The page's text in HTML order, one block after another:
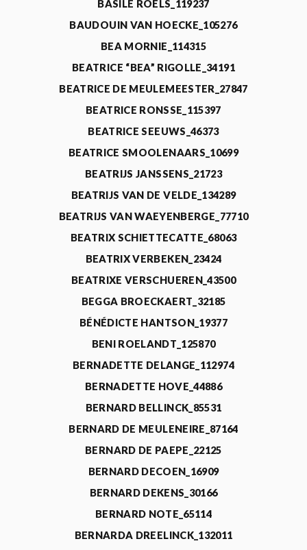
BASILE ROELS_119237
BAUDOUIN VAN HOECKE_105276
BEA MORNIE_114315
BEATRICE “BEA” RIGOLLE_34191
BEATRICE DE MEULEMEESTER_27847
BEATRICE RONSSE_115397
BEATRICE SEEUWS_46373
BEATRICE SMOOLENAARS_10699
BEATRIJS JANSSENS_21723
BEATRIJS VAN DE VELDE_134289
BEATRIJS VAN WAEYENBERGE_77710
BEATRIX SCHIETTECATTE_68063
BEATRIX VERBEKEN_23424
BEATRIXE VERSCHUEREN_43500
BEGGA BROECKAERT_32185
BÉNÉDICTE HANTSON_19377
BENI ROELANDT_125870
BERNADETTE DELANGE_112974
BERNADETTE HOVE_44886
BERNARD BELLINCK_85531
BERNARD DE MEULENEIRE_87164
BERNARD DE PAEPE_22125
BERNARD DECOEN_16909
BERNARD DEKENS_30166
BERNARD NOTE_65114
BERNARDA DREELINCK_132011